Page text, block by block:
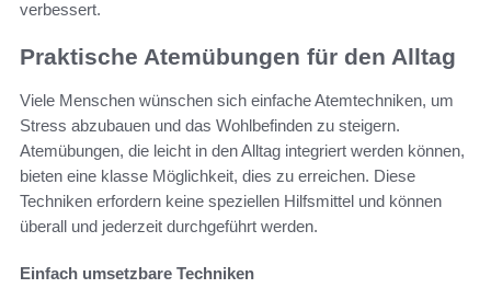
verbessert.
Praktische Atemübungen für den Alltag
Viele Menschen wünschen sich einfache Atemtechniken, um
Stress abzubauen und das Wohlbefinden zu steigern.
Atemübungen, die leicht in den Alltag integriert werden können,
bieten eine klasse Möglichkeit, dies zu erreichen. Diese
Techniken erfordern keine speziellen Hilfsmittel und können
überall und jederzeit durchgeführt werden.
Einfach umsetzbare Techniken